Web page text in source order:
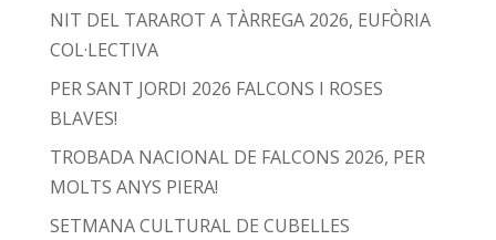
NIT DEL TARAROT A TÀRREGA 2026, EUFÒRIA
COL·LECTIVA
PER SANT JORDI 2026 FALCONS I ROSES
BLAVES!
TROBADA NACIONAL DE FALCONS 2026, PER
MOLTS ANYS PIERA!
SETMANA CULTURAL DE CUBELLES